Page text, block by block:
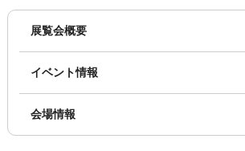
展覧会概要
イベント情報
会場情報